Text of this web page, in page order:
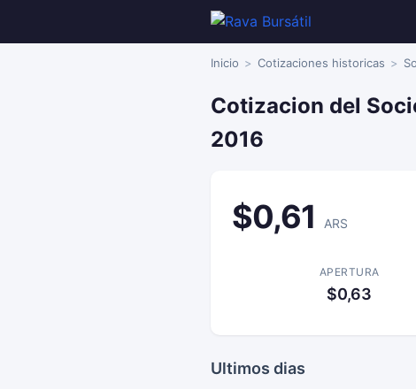
Inicio Cotizaciones historicas
Cotizacion del
2016
$0,61 ARS
APERTURA
$0,63
Ultimos dias